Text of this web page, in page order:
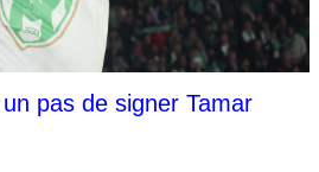
pas de signer Tamar